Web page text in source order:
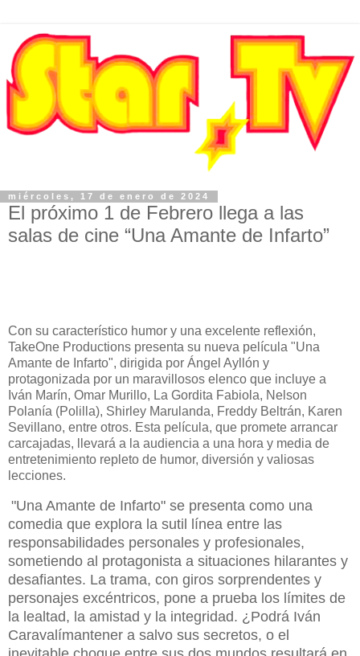
miércoles, 17 de enero de 2024
El próximo 1 de Febrero llega a las
salas de cine “Una Amante de Infarto”
Con su característico humor y una excelente reflexión,
TakeOne Productions presenta su nueva película "Una
Amante de Infarto", dirigida por Ángel Ayllón y
protagonizada por un maravillosos elenco que incluye a
Iván Marín, Omar Murillo, La Gordita Fabiola, Nelson
Polanía (Polilla), Shirley Marulanda, Freddy Beltrán, Karen
Sevillano, entre otros. Esta película, que promete arrancar
carcajadas, llevará a la audiencia a una hora y media de
entretenimiento repleto de humor, diversión y valiosas
lecciones.
"Una Amante de Infarto" se presenta como una
comedia que explora la sutil línea entre las
responsabilidades personales y profesionales,
sometiendo al protagonista a situaciones hilarantes y
desafiantes. La trama, con giros sorprendentes y
personajes excéntricos, pone a prueba los límites de
la lealtad, la amistad y la integridad. ¿Podrá Iván
Caravalímantener a salvo sus secretos, o el